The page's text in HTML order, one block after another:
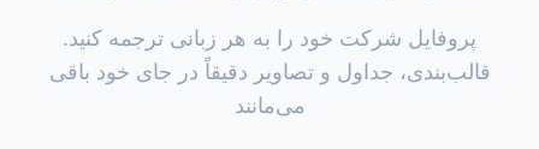
پروفایل شرکت خود را به هر زبانی ترجمه کنید.
قالب‌بندی، جداول و تصاویر دقیقاً در جای خود باقی
می‌مانند